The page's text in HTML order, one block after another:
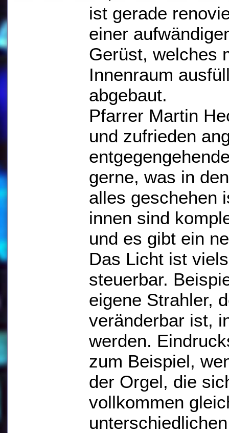
ist gerade
einer
Gerüst, welches
Innenraum
abgebaut.
Pfarrer Martin
und zufrieden
gerne, was in
alles geschehen
innen sind
und es gibt ein
Das Licht ist
steuerbar.
eigene Strahler,
veränderbar ist,
werden.
zum Beispiel,
der Orgel, die
vollkommen